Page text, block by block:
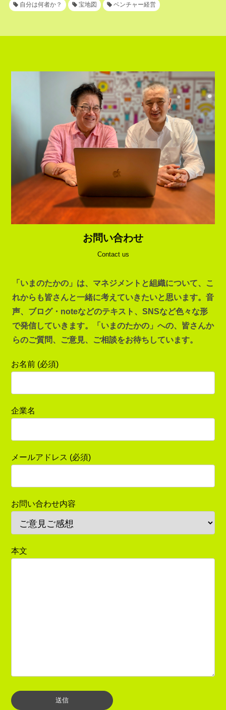
自分は何者か？ 宝地図 ベンチャー経営
お問い合わせ
Contact us
「いまのたかの」は、マネジメントと組織について、こ
れからも皆さんと一緒に考えていきたいと思います。音
声、ブログ・noteなどのテキスト、SNSなど色々な形
で発信していきます。「いまのたかの」への、皆さんか
らのご質問、ご意見、ご相談をお待ちしています。
お名前 (必須)
企業名
メールアドレス (必須)
お問い合わせ内容
本文